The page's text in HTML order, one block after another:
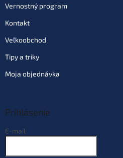
Vernostný program
Kontakt
Veľkoobchod
Tipy a triky
Moja objednávka
Prihlásenie
E-mail